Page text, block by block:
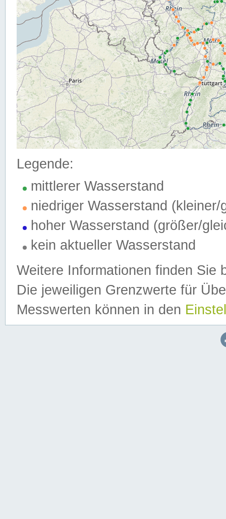
Legende:
mittlerer Wasserstand
niedriger Wasserstand (kleiner/
hoher Wasserstand (größer/
kein aktueller Wasserstand
Weitere Informationen finden Sie
Die jeweiligen Grenzwerte für
Messwerten können in den